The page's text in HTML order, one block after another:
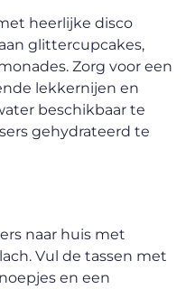
heerlijke disco
glittercupcakes,
Zorg voor een
lekkernijen en
beschikbaar te
gehydrateerd te
naar huis met
Vul de tassen met
en een